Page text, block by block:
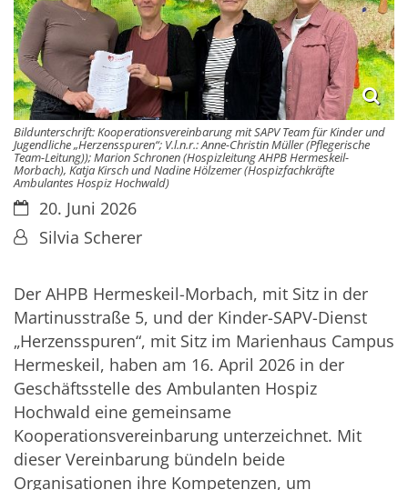
Bildunterschrift: Kooperationsvereinbarung mit SAPV Team für Kinder und
Jugendliche „Herzensspuren“; V.l.n.r.: Anne-Christin Müller (Pflegerische
Team-Leitung)); Marion Schronen (Hospizleitung AHPB Hermeskeil-
Morbach), Katja Kirsch und Nadine Hölzemer (Hospizfachkräfte
Ambulantes Hospiz Hochwald)
Datum:20. Juni 2026
Von:Silvia Scherer
Der AHPB Hermeskeil-Morbach, mit Sitz in der
Martinusstraße 5, und der Kinder-SAPV-Dienst
„Herzensspuren“, mit Sitz im Marienhaus Campus
Hermeskeil, haben am 16. April 2026 in der
Geschäftsstelle des Ambulanten Hospiz
Hochwald eine gemeinsame
Kooperationsvereinbarung unterzeichnet. Mit
dieser Vereinbarung bündeln beide
Organisationen ihre Kompetenzen, um